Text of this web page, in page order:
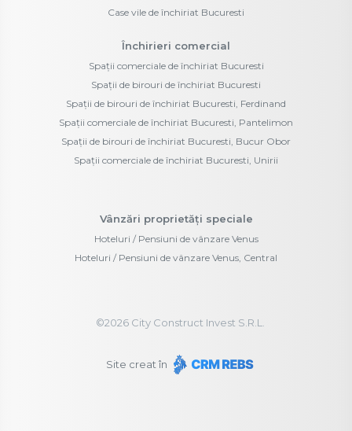
Case vile de închiriat Bucuresti
Închirieri comercial
Spații comerciale de închiriat Bucuresti
Spații de birouri de închiriat Bucuresti
Spații de birouri de închiriat Bucuresti, Ferdinand
Spații comerciale de închiriat Bucuresti, Pantelimon
Spații de birouri de închiriat Bucuresti, Bucur Obor
Spații comerciale de închiriat Bucuresti, Unirii
Vânzări proprietăți speciale
Hoteluri / Pensiuni de vânzare Venus
Hoteluri / Pensiuni de vânzare Venus, Central
©2026City Construct Invest S.R.L.
Site creat în